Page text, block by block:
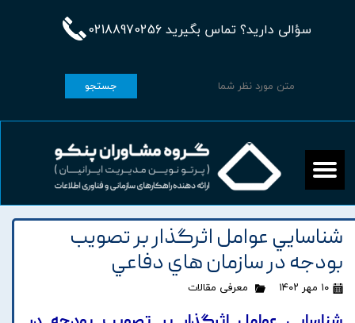
سؤالی دارید؟ تماس بگیرید 02188970256
جستجو
شناسايي عوامل اثرگذار بر تصويب
بودجه در سازمان هاي دفاعي
۱۰ مهر ۱۴۰۲ معرفی مقالات